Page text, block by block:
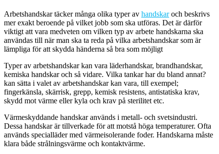
Arbetshandskar täcker många olika typer av handskaroch beskrivs
mer exakt beroende på vilket jobb som ska utföras. Det är därför
viktigt att vara medveten om vilken typ av arbete handskarna ska
användas till när man ska ta reda på vilka arbetshandskar som är
lämpliga för att skydda händerna så bra som möjligt
Typer av arbetshandskar kan vara läderhandskar, brandhandskar,
kemiska handskar och så vidare. Vilka tankar har du bland annat?
kan sätta i valet av arbetshandskar kan vara, till exempel;
fingerkänsla, skärrisk, grepp, kemisk resistens, antistatiska krav,
skydd mot värme eller kyla och krav på sterilitet etc.
Värmeskyddande handskar används i metall- och svetsindustri.
Dessa handskar är tillverkade för att motstå höga temperaturer. Ofta
används specialläder med värmeisolerande foder. Handskarna måste
klara både strålningsvärme och kontaktvärme.